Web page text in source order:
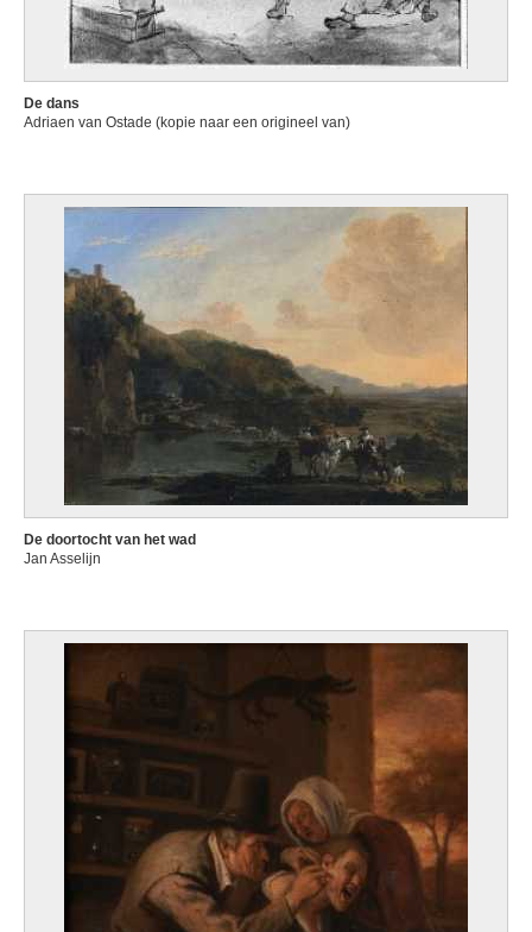
De dans
Adriaen van Ostade (kopie naar een origineel van)
De doortocht van het wad
Jan Asselijn